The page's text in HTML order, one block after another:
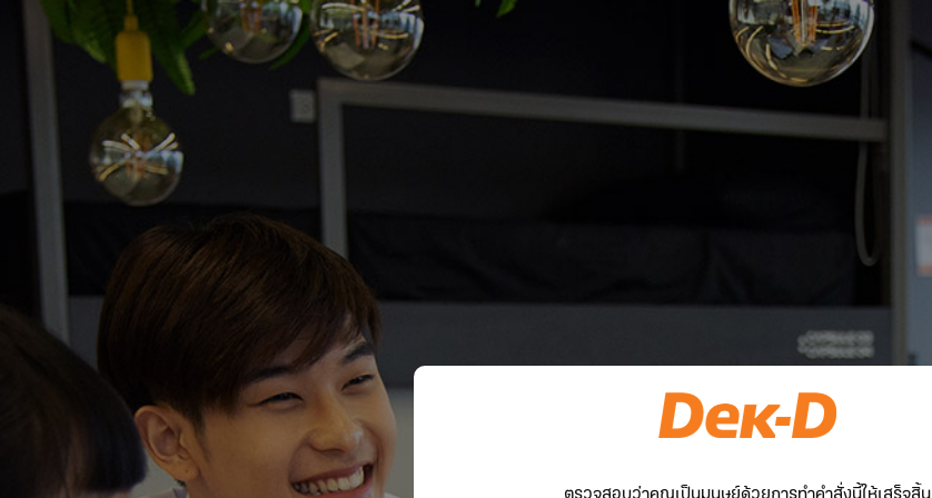
ตรวจสอบว่าคุณเป็นมนุษย์ด้วยการทำคำสั่งนี้ให้เสร็จสิ้น